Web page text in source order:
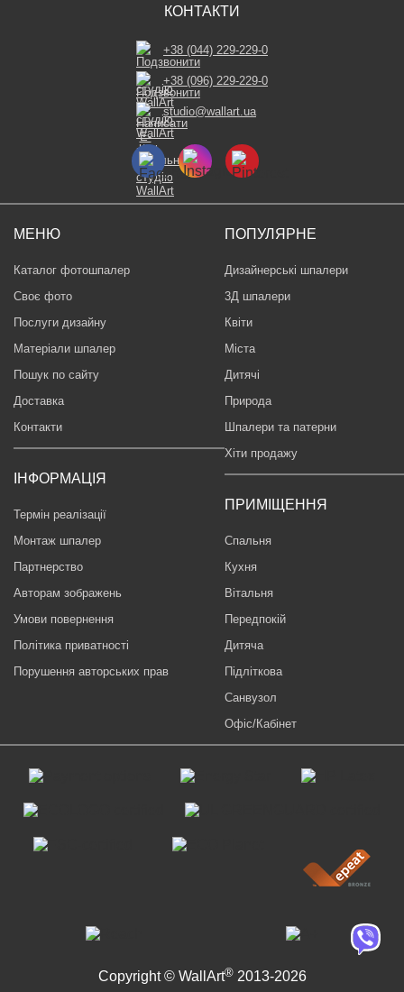
МЕНЮ
Каталог фотошпалер
Своє фото
Послуги дизайну
Матеріали шпалер
Пошук по сайту
Доставка
Контакти
ІНФОРМАЦІЯ
Термін реалізації
Монтаж шпалер
Партнерство
Авторам зображень
Умови повернення
Політика приватності
Порушення авторських прав
ПОПУЛЯРНЕ
Дизайнерські шпалери
3Д шпалери
Квіти
Міста
Дитячі
Природа
Шпалери та патерни
Хіти продажу
ПРИМІЩЕННЯ
Спальня
Кухня
Вітальня
Передпокій
Дитяча
Підліткова
Санвузол
Офіс/Кабінет
КОНТАКТИ
+38 (044) 229-229-0
+38 (096) 229-229-0
studio@wallart.ua
Copyright © WallArt®2013-2026